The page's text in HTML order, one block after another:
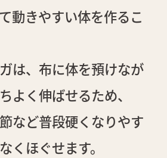
動きやすい体を作るこ
は、布に体を預けなが
よく伸ばせるため、
など普段硬くなりやす
くほぐせます。